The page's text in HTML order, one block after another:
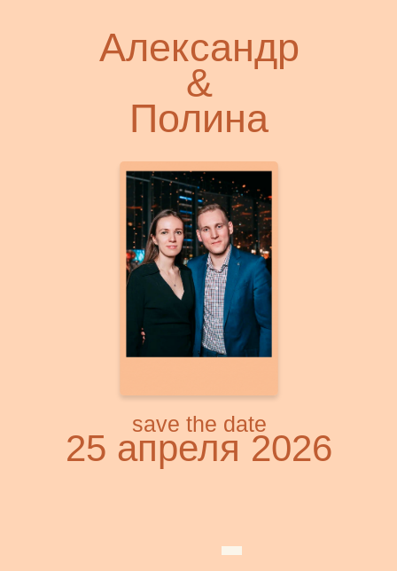
Александр
&
Полина
save the date
25 апреля 2026